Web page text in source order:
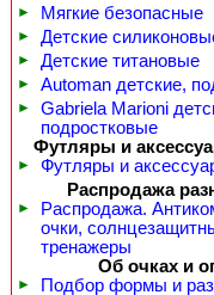
► Мягкие безопасные
► Детские
► Детские титановые
► Automan детские,
►
Gabriela Marioni
подростковые
Футляры и
►
Футляры и
Распродажа
►
Распродажа.
очки,
тренажеры
Об очках и
► Подбор формы и